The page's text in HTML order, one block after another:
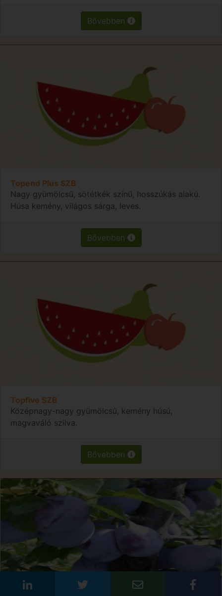
Bővebben
Topend Plus SZB
Nagy gyümölcsű, sötétkék színű, hosszúkás alakú.
Húsa kemény, világos sárga, leves.
Bővebben
Topfive SZB
Középnagy-nagy gyümölcsű, kemény húsú,
magvaváló szilva.
Bővebben